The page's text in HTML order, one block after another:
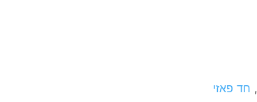
, חד פאזי